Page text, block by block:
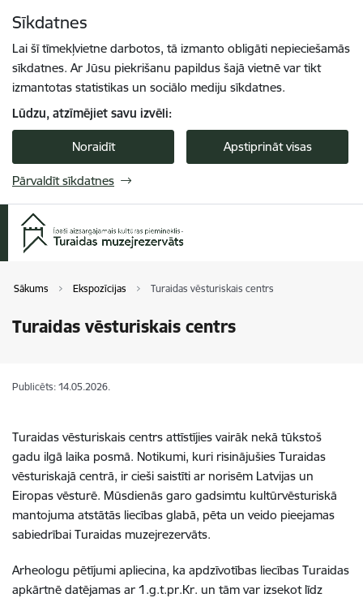
Sīkdatnes
Lai šī tīmekļvietne darbotos, tā izmanto obligāti nepieciešamās
sīkdatnes. Ar Jūsu piekrišanu papildus šajā vietnē var tikt
izmantotas statistikas un sociālo mediju sīkdatnes.
Lūdzu, atzīmējiet savu izvēli:
Noraidīt Apstiprināt visas
Pārvaldīt sīkdatnes
Sākums Ekspozīcijas Turaidas vēsturiskais centrs
Turaidas vēsturiskais centrs
Publicēts: 14.05.2026.
Turaidas vēsturiskais centrs attīstījies vairāk nekā tūkstoš
gadu ilgā laika posmā. Notikumi, kuri risinājušies Turaidas
vēsturiskajā centrā, ir cieši saistīti ar norisēm Latvijas un
Eiropas vēsturē. Mūsdienās garo gadsimtu kultūrvēsturiskā
mantojuma atstātās liecības glabā, pēta un veido pieejamas
sabiedrībai Turaidas muzejrezervāts.
Arheologu pētījumi apliecina, ka apdzīvotības liecības Turaidas
apkārtnē datējamas ar 1.g.t.pr.Kr. un tām var izsekot līdz